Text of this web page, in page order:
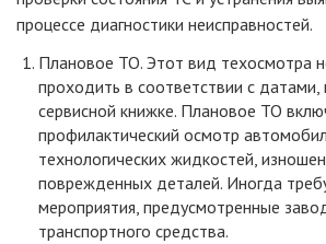
процессе диагностики неисправностей.
Плановое ТО. Этот вид техосмотра
проходить в соответствии с
сервисной книжке. Плановое ТО
профилактический осмотр
технологических жидкостей,
поврежденных деталей. Иногда
мероприятия, предусмотренные
транспортного средства.